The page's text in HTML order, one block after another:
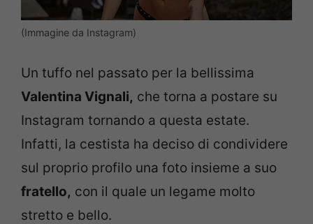
(Immagine da Instagram)
Un tuffo nel passato per la bellissima
Valentina Vignali, che torna a postare su
Instagram tornando a questa estate.
Infatti, la cestista ha deciso di condividere
sul proprio profilo una foto insieme a suo
fratello, con il quale un legame molto
stretto e bello.